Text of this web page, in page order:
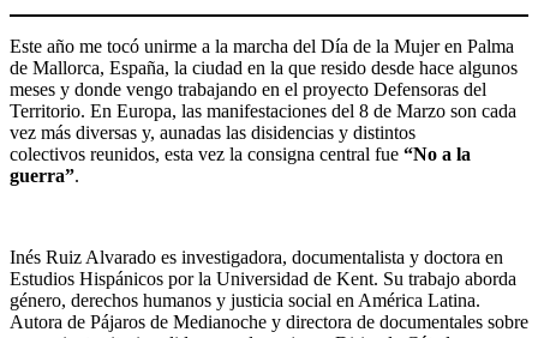
Este año me tocó unirme a la marcha del Día de la Mujer en Palma
de Mallorca, España, la ciudad en la que resido desde hace algunos
meses y donde vengo trabajando en el proyecto Defensoras del
Territorio. En Europa, las manifestaciones del 8 de Marzo son cada
vez más diversas y, aunadas las disidencias y distintos
colectivos reunidos, esta vez la consigna central fue “No a la
guerra”.
Inés Ruiz Alvarado es investigadora, documentalista y doctora en
Estudios Hispánicos por la Universidad de Kent. Su trabajo aborda
género, derechos humanos y justicia social en América Latina.
Autora de Pájaros de Medianoche y directora de documentales sobre